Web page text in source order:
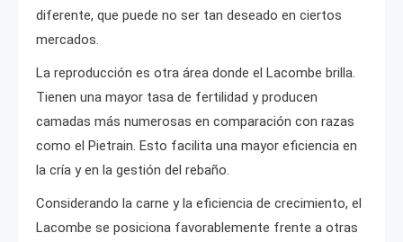
diferente, que puede no ser tan deseado en ciertos
mercados.
La reproducción es otra área donde el Lacombe brilla.
Tienen una mayor tasa de fertilidad y producen
camadas más numerosas en comparación con razas
como el Pietrain. Esto facilita una mayor eficiencia en
la cría y en la gestión del rebaño.
Considerando la carne y la eficiencia de crecimiento, el
Lacombe se posiciona favorablemente frente a otras